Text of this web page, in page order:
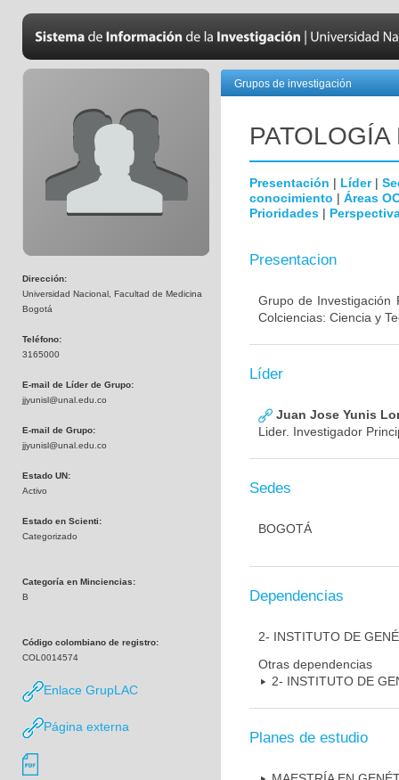
Dirección:
Universidad Nacional, Facultad de Medicina
Bogotá
Teléfono:
3165000
E-mail de Líder de Grupo:
jjyunisl@unal.edu.co
E-mail de Grupo:
jjyunisl@unal.edu.co
Estado UN:
Activo
Estado en Scienti:
Categorizado
Categoría en Minciencias:
B
Código colombiano de registro:
COL0014574
Enlace GrupLAC
Página externa
Grupos de investigación
Presentación | Líder|
conocimiento | Áreas
Prioridades |
Presentacion
Grupo de Investigación
Colciencias: Ciencia y
Líder
Juan Jose Yunis
Lider. Investigador
Sedes
BOGOTÁ
Dependencias
2- INSTITUTO DE
Otras dependencias
2- INSTITUTO DE
Planes de estudio